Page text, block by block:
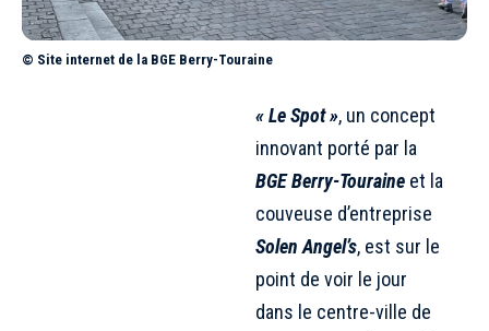
© Site internet de la BGE Berry-Touraine
« Le Spot », un concept
innovant porté par la
BGE Berry-Touraine et la
couveuse d’entreprise
Solen Angel’s, est sur le
point de voir le jour
dans le centre-ville de